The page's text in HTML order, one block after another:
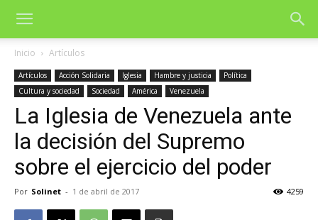
Inicio Artículos
Artículos Acción Solidaria Iglesia Hambre y justicia
Política
Cultura y sociedad
Sociedad América Venezuela
La Iglesia de Venezuela ante
la decisión del Supremo
sobre el ejercicio del poder
Por Solinet - 1 de abril de 2017 4259